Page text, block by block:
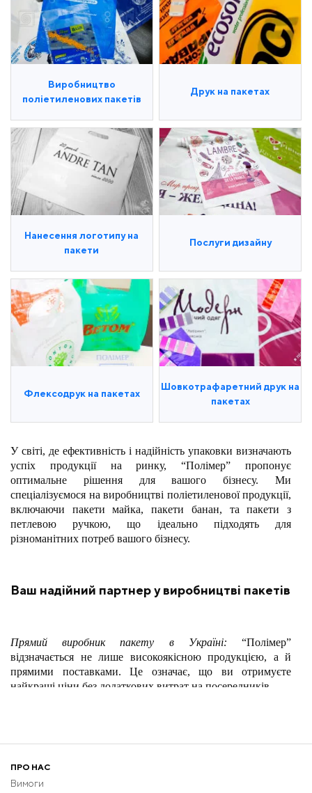
Виробництво
поліетиленових пакетів
Друк на пакетах
Нанесення логотипу на
пакети
Послуги дизайну
Флексодрук на пакетах
Шовкотрафаретний друк на
пакетах
У світі, де ефективність і надійність упаковки визначають
успіх продукції на ринку, “Полімер” пропонує
оптимальне рішення для вашого бізнесу. Ми
спеціалізуємося на виробництві поліетиленової продукції,
включаючи пакети майка, пакети банан, та пакети з
петлевою ручкою, що ідеально підходять для
різноманітних потреб вашого бізнесу.
Ваш надійний партнер у виробництві пакетів
Прямий виробник пакету в Україні: “Полімер”
відзначається не лише високоякісною продукцією, а й
прямими поставками. Це означає, що ви отримуєте
найкращі ціни без додаткових витрат на посередників.
виготовляти пакети високої якості з гарантованою
довговічністю та міцністю.
ПРО НАС
Вимоги